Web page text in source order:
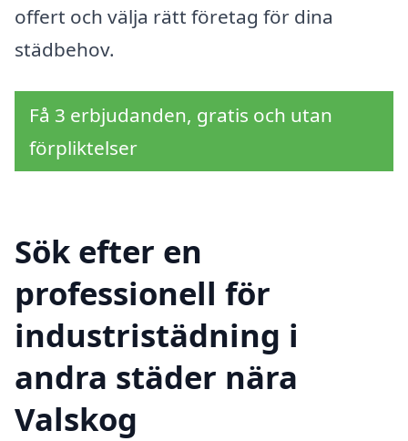
offert och välja rätt företag för dina
städbehov.
Få 3 erbjudanden, gratis och utan
förpliktelser
Sök efter en
professionell för
industristädning i
andra städer nära
Valskog